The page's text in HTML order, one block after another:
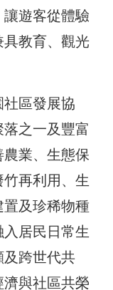
遊客從體驗
教育、觀光
區發展協
之一及豐富
業、生態保
再利用、生
及珍稀物種
居民日常生
及跨世代共
與社區共榮